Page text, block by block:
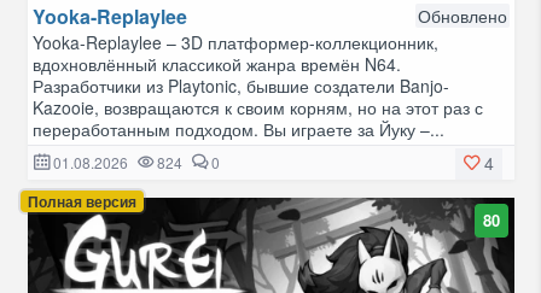
Yooka-Replaylee
Обновлено
Yooka-Replaylee – 3D платформер-коллекционник,
вдохновлённый классикой жанра времён N64.
Разработчики из Playtonic, бывшие создатели Banjo-
Kazooie, возвращаются к своим корням, но на этот раз с
переработанным подходом. Вы играете за Йуку –...
4
01.08.2026 824 0
Полная версия
80